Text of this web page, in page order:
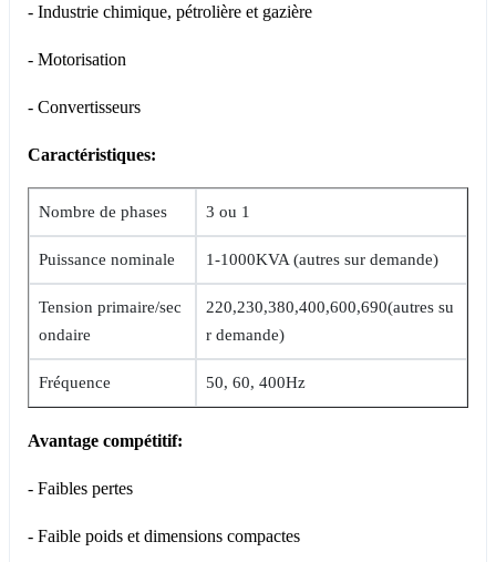
- Industrie chimique, pétrolière et gazière
- Motorisation
- Convertisseurs
Caractéristiques:
Nombre de phases 3 ou 1
Puissance nominale 1-1000KVA (autres sur demande)
Tension primaire/sec
ondaire
220,230,380,400,600,690(autres su
r demande)
Fréquence 50, 60, 400Hz
Avantage compétitif:
- Faibles pertes
- Faible poids et dimensions compactes